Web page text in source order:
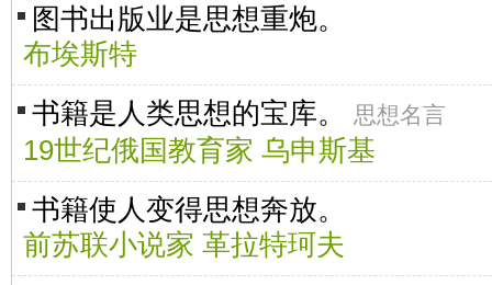
图书出版业是思想重炮。
布埃斯特
书籍是人类思想的宝库。
思想名言
19世纪俄国教育家 乌申斯基
书籍使人变得思想奔放。
前苏联小说家 革拉特珂夫